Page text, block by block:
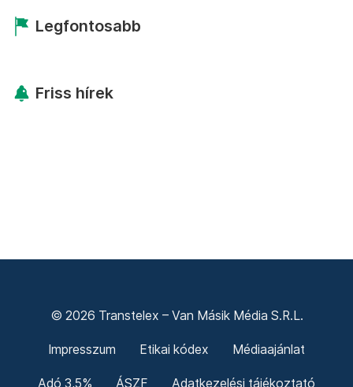
Legfontosabb
Friss hírek
© 2026 Transtelex – Van Másik Média S.R.L.
Impresszum Etikai kódex Médiaajánlat
Adó 3,5% ÁSZF Adatkezelési tájékoztató